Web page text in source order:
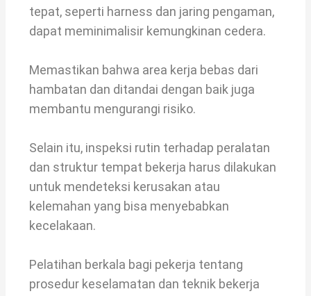
tepat, seperti harness dan jaring pengaman,
dapat meminimalisir kemungkinan cedera.
Memastikan bahwa area kerja bebas dari
hambatan dan ditandai dengan baik juga
membantu mengurangi risiko.
Selain itu, inspeksi rutin terhadap peralatan
dan struktur tempat bekerja harus dilakukan
untuk mendeteksi kerusakan atau
kelemahan yang bisa menyebabkan
kecelakaan.
Pelatihan berkala bagi pekerja tentang
prosedur keselamatan dan teknik bekerja